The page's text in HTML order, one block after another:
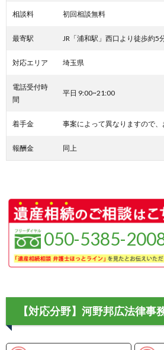
相談料 初回相談無料
最寄駅 JR「浦和駅」西口より徒歩約5
対応エリア 埼玉県
電話受付時
間
平日 9:00~21:00
着手金 事案によって異なりますので、
報酬金 同上
050-5385-
【対応分野】河野邦広法律事